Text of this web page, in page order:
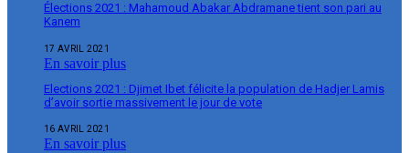
Élections 2021 : Mahamoud Abakar Abdramane tient son pari au
Kanem
17 AVRIL 2021
En savoir plus
Elections 2021 : Djimet Ibet félicite la population de Hadjer Lamis
d’avoir sortie massivement le jour de vote
16 AVRIL 2021
En savoir plus